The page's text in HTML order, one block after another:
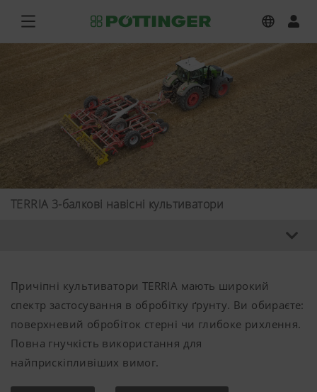
TERRIA 3-балкові навісні культиватори
Причіпні культиватори TERRIA мають широкий
спектр застосування в обробітку ґрунту. Ви обираєте:
поверхневий обробіток стерні чи глибоке рихлення.
Повна гнучкість використання для
найприскіпливіших вимог.